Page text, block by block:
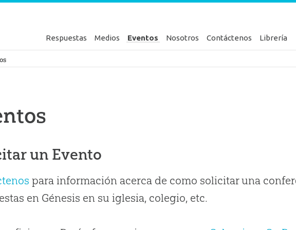
Respuestas Medios Eventos Nosotros Contáctenos Librería
Génesis
un Evento
para información acerca de como solicitar una
en Génesis en su iglesia, colegio, etc.